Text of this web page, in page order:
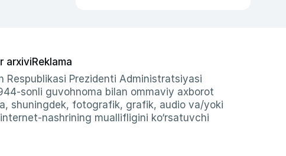
arxiviReklama
Respublikasi Prezidenti Administratsiyasi
sonli guvohnoma bilan ommaviy axborot
shuningdek, fotografik, grafik, audio va/yoki
nashrining muallifligini ko‘rsatuvchi